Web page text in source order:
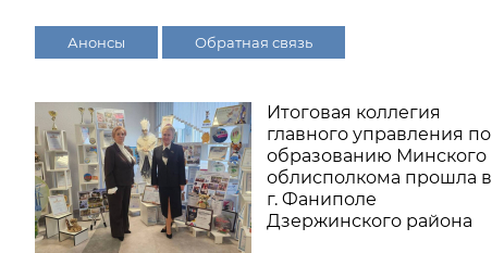
Анонсы Обратная связь
Итоговая коллегия
главного управления по
образованию Минского
облисполкома прошла в
г. Фаниполе
Дзержинского района